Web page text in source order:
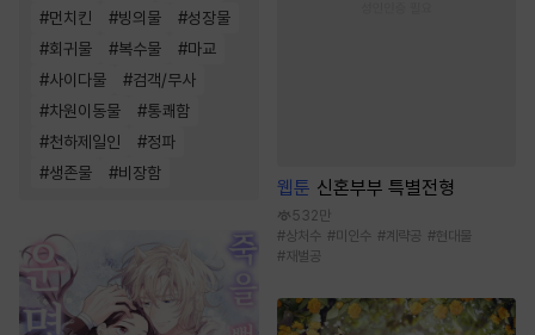
#먼치킨 #빙의물 #성장물
#회귀물 #복수물 #마교
#사이다물 #검객/무사
#차원이동물 #통쾌함
#천하제일인 #정파
#생존물 #비장함
웹툰 신혼부부 특별전형
532만
#상처수 #미인수 #계략공 #현대물
#재벌공